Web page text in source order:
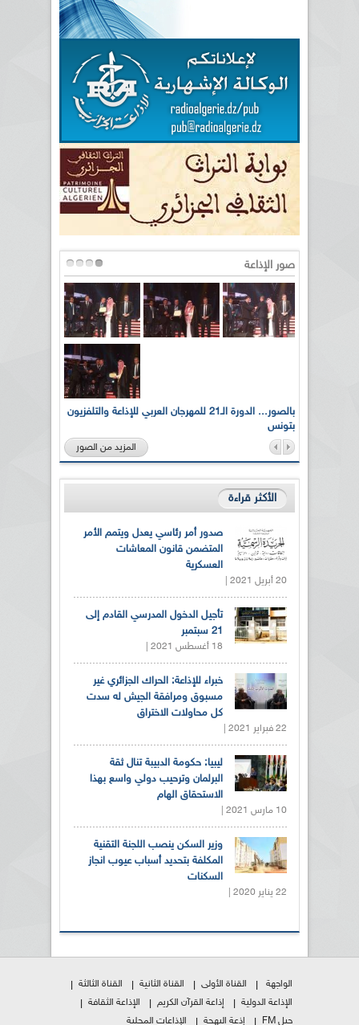
صور الإذاعة
بالصور... الدورة الـ21 للمهرجان العربي للإذاعة والتلفزيون
بتونس
المزيد من الصور
الأكثر قراءة
صدور أمر رئاسي يعدل ويتمم الأمر
المتضمن قانون المعاشات
العسكرية
20 أبريل 2021 |
تأجيل الدخول المدرسي القادم إلى
21 سبتمبر
18 أغسطس 2021 |
خبراء للإذاعة: الحراك الجزائري غير
مسبوق ومرافقة الجيش له سدت
كل محاولات الاختراق
22 فبراير 2021 |
ليبيا: حكومة الدبيبة تنال ثقة
البرلمان وترحيب دولي واسع بهذا
الاستحقاق الهام
10 مارس 2021 |
وزير السكن ينصب اللجنة التقنية
المكلفة بتحديد أسباب عيوب انجاز
السكنات
22 يناير 2020 |
الواجهة القناة الأولى القناة الثانية
القناة الثالثة
الإذاعة الدولية
إذاعة القرآن الكريم
الإذاعة الثقافة
جيل FM
إذعة البهجة الإذاعات المحلية